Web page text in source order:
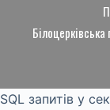
SQL запитів у